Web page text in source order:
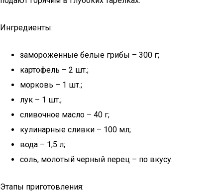
Ингредиенты:
замороженные белые грибы – 300 г;
картофель – 2 шт.;
морковь – 1 шт.;
лук – 1 шт.;
сливочное масло – 40 г;
кулинарные сливки – 100 мл;
вода – 1,5 л;
соль, молотый черный перец – по вкусу.
Этапы приготовления: